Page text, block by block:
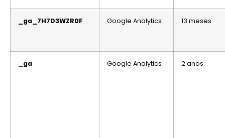
_ga_7H7D3WZR0F Google Analytics 13 meses
_ga Google Analytics 2 anos